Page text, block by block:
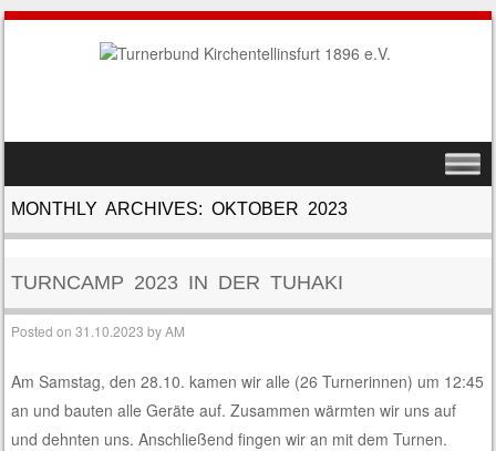
MENU
MONTHLY ARCHIVES:OKTOBER 2023
TURNCAMP 2023 IN DER TUHAKI
Posted on31.10.2023 byAM
Am Samstag, den 28.10. kamen wir alle (26 Turnerinnen) um 12:45
an und bauten alle Geräte auf. Zusammen wärmten wir uns auf
und dehnten uns. Anschließend fingen wir an mit dem Turnen.